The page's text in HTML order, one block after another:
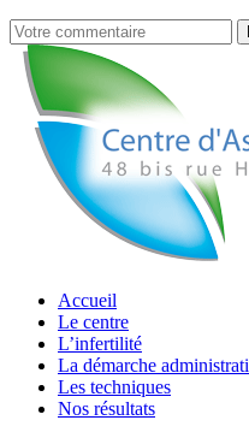
Accueil
Le centre
L’infertilité
La démarche
Les techniques
Nos résultats